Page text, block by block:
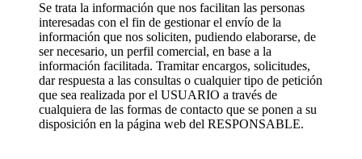
Se trata la información que nos facilitan las personas
interesadas con el fin de gestionar el envío de la
información que nos soliciten, pudiendo elaborarse, de
ser necesario, un perfil comercial, en base a la
información facilitada. Tramitar encargos, solicitudes,
dar respuesta a las consultas o cualquier tipo de petición
que sea realizada por el USUARIO a través de
cualquiera de las formas de contacto que se ponen a su
disposición en la página web del RESPONSABLE.